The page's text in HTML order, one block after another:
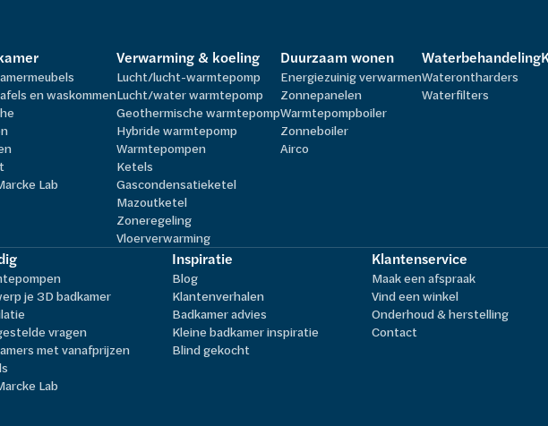
en waskommen
Lab
Verwarming & koeling
Lucht/lucht-warmtepomp
Lucht/water warmtepomp
Geothermische warmtepomp
Hybride warmtepomp
Warmtepompen
Ketels
Gascondensatieketel
Mazoutketel
Zoneregeling
Vloerverwarming
Duurzaam wonen
Energiezuinig verwarmen
Zonnepanelen
Warmtepompboiler
Zonneboiler
Airco
Waterbehandeling
Waterontharders
Waterfilters
je 3D badkamer
vragen
met vanafprijzen
Lab
Inspiratie
Blog
Klantenverhalen
Badkamer advies
Kleine badkamer inspiratie
Blind gekocht
Klantenservice
Maak een afspraak
Vind een winkel
Onderhoud & herstelling
Contact